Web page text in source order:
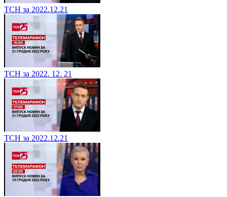
ТСН за 2022.12.21
ТСН за 2022. 12. 21
ТСН за 2022.12.21